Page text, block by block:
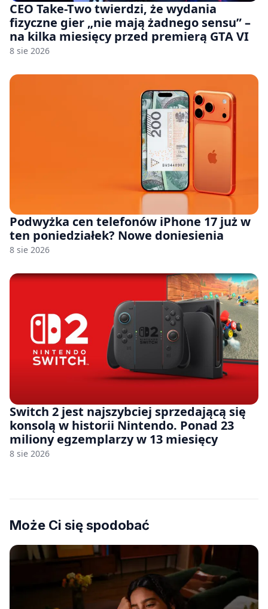
CEO Take-Two twierdzi, że wydania
fizyczne gier „nie mają żadnego sensu” –
na kilka miesięcy przed premierą GTA VI
8 sie 2026
Podwyżka cen telefonów iPhone 17 już w
ten poniedziałek? Nowe doniesienia
8 sie 2026
Switch 2 jest najszybciej sprzedającą się
konsolą w historii Nintendo. Ponad 23
miliony egzemplarzy w 13 miesięcy
8 sie 2026
Może Ci się spodobać